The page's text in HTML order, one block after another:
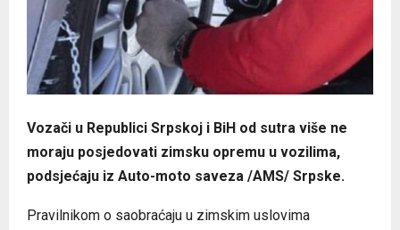
Vozači u Republici Srpskoj i BiH od sutra više ne
moraju posjedovati zimsku opremu u vozilima,
podsjećaju iz Auto-moto saveza /AMS/ Srpske.
Pravilnikom o saobraćaju u zimskim uslovima